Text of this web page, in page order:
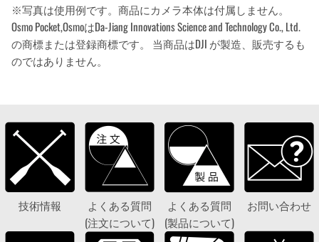
※写真は使用例です。商品にカメラ本体は付属しません。
Osmo Pocket,OsmoはDa-Jiang Innovations Science and Technology Co., Ltd.
の商標または登録商標です。 当商品はDJI が製造、販売するも
のではありません。
技術情報
よくある質問
(注文について)
よくある質問
(製品について)
お問い合わせ